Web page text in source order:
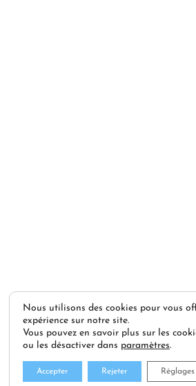
Nous utilisons des cookies pour vous
expérience sur notre site.
Vous pouvez en savoir plus sur les
ou les désactiver dans paramètres.
Accepter Rejeter Réglages